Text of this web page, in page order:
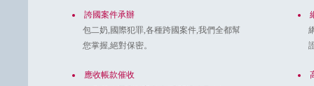
誇國案件承辦
包二奶,國際犯罪,各種跨國案件,我們全都幫
您掌握,絕對保密。
應收帳款催收